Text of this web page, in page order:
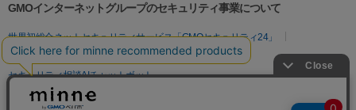
GMOインターネットグループのセキュリティ事業について
世界初総合ネットセキュリティサービス「GMOセキュリティ24」
パスワード漏洩診断
Webサイトリスク診断
セキュリティ相談AIチャットボット
実在証明・盗聴対策